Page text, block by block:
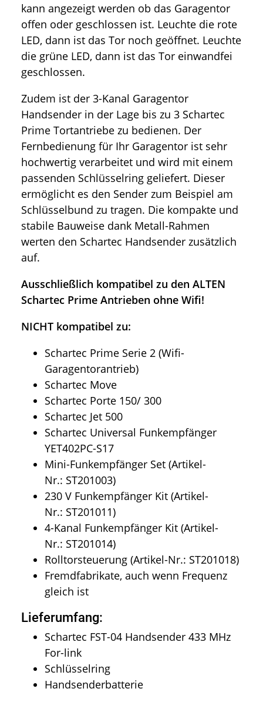
kann angezeigt werden ob das Garagentor
offen oder geschlossen ist. Leuchte die rote
LED, dann ist das Tor noch geöffnet. Leuchte
die grüne LED, dann ist das Tor einwandfei
geschlossen.
Zudem ist der 3-Kanal Garagentor
Handsender in der Lage bis zu 3 Schartec
Prime Tortantriebe zu bedienen. Der
Fernbedienung für Ihr Garagentor ist sehr
hochwertig verarbeitet und wird mit einem
passenden Schlüsselring geliefert. Dieser
ermöglicht es den Sender zum Beispiel am
Schlüsselbund zu tragen. Die kompakte und
stabile Bauweise dank Metall-Rahmen
werten den Schartec Handsender zusätzlich
auf.
Ausschließlich kompatibel zu den ALTEN
Schartec Prime Antrieben ohne Wifi!
NICHT kompatibel zu:
Schartec Prime Serie 2 (Wifi-
Garagentorantrieb)
Schartec Move
Schartec Porte 150/ 300
Schartec Jet 500
Schartec Universal Funkempfänger
YET402PC-S17
Mini-Funkempfänger Set (Artikel-
Nr.: ST201003)
230 V Funkempfänger Kit (Artikel-
Nr.: ST201011)
4-Kanal Funkempfänger Kit (Artikel-
Nr.: ST201014)
Rolltorsteuerung (Artikel-Nr.: ST201018)
Fremdfabrikate, auch wenn Frequenz
gleich ist
Lieferumfang:
Schartec FST-04 Handsender 433 MHz
For-link
Schlüsselring
Handsenderbatterie